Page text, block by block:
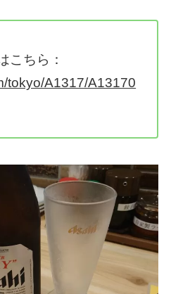
こちら：
tokyo/A1317/A13170